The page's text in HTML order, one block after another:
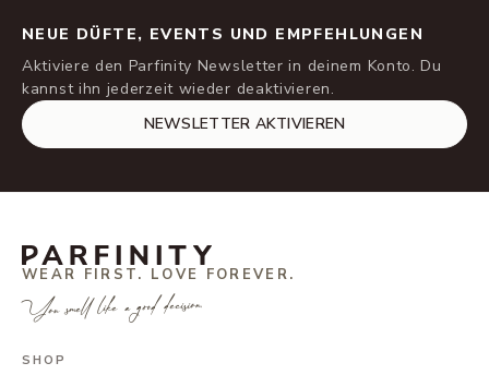
NEUE DÜFTE, EVENTS UND EMPFEHLUNGEN
Aktiviere den Parfinity Newsletter in deinem Konto. Du
kannst ihn jederzeit wieder deaktivieren.
NEWSLETTER AKTIVIEREN
WEAR FIRST. LOVE FOREVER.
You smell like a good decision.
SHOP